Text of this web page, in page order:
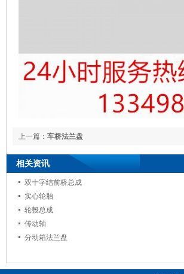
上一篇： 车桥法兰盘
相关资讯
双十字结前桥总成
实心轮胎
轮毂总成
传动轴
分动箱法兰盘